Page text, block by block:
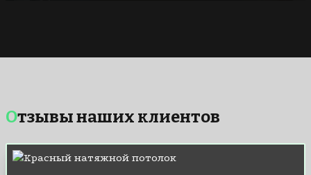
Отзывы наших клиентов